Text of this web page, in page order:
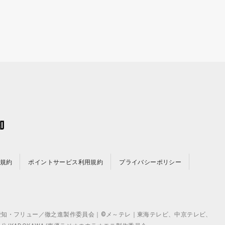
約 ポイントサービス利用規約 プライバシーポリシー
フリュー／徹之進製作委員会｜©メ～テレ｜東海テレビ、中京テレビ、